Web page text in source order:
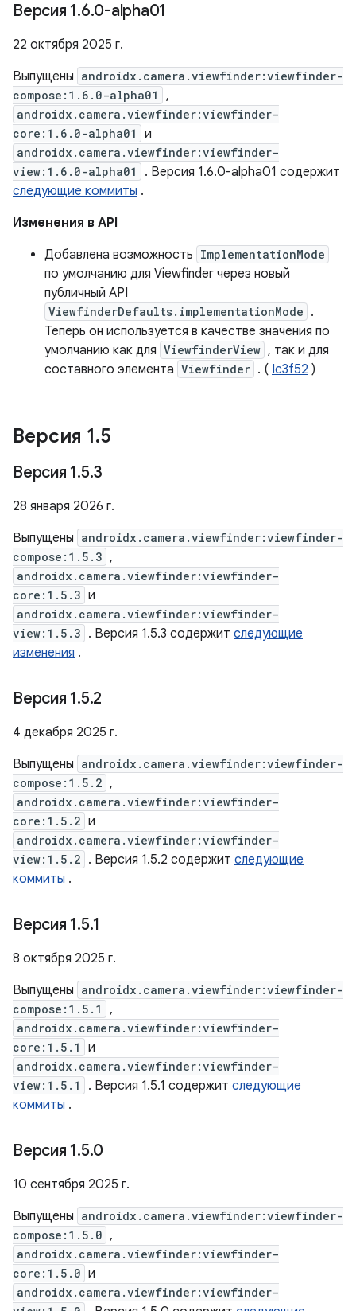
Версия 1.6.0-alpha01
22 октября 2025 г.
Выпущены androidx.camera.viewfinder:viewfinder-
compose:1.6.0-alpha01
,
androidx.camera.viewfinder:viewfinder-
core:1.6.0-alpha01
и
androidx.camera.viewfinder:viewfinder-
view:1.6.0-alpha01
. Версия 1.6.0-alpha01 содержит
следующие коммиты .
Изменения в API
Добавлена ​​возможность ImplementationMode
по умолчанию для Viewfinder через новый
публичный API
ViewfinderDefaults.implementationMode .
Теперь он используется в качестве значения по
умолчанию как для ViewfinderView , так и для
составного элемента Viewfinder . ( Ic3f52 )
Версия 1.5
Версия 1.5.3
28 января 2026 г.
Выпущены androidx.camera.viewfinder:viewfinder-
compose:1.5.3 ,
androidx.camera.viewfinder:viewfinder-
core:1.5.3 и
androidx.camera.viewfinder:viewfinder-
view:1.5.3 . Версия 1.5.3 содержит следующие
изменения .
Версия 1.5.2
4 декабря 2025 г.
Выпущены androidx.camera.viewfinder:viewfinder-
compose:1.5.2 ,
androidx.camera.viewfinder:viewfinder-
core:1.5.2 и
androidx.camera.viewfinder:viewfinder-
view:1.5.2 . Версия 1.5.2 содержит следующие
коммиты .
Версия 1.5.1
8 октября 2025 г.
Выпущены androidx.camera.viewfinder:viewfinder-
compose:1.5.1
,
androidx.camera.viewfinder:viewfinder-
core:1.5.1
и
androidx.camera.viewfinder:viewfinder-
view:1.5.1
. Версия 1.5.1 содержит следующие
коммиты .
Версия 1.5.0
10 сентября 2025 г.
Выпущены androidx.camera.viewfinder:viewfinder-
compose:1.5.0 ,
androidx.camera.viewfinder:viewfinder-
core:1.5.0 и
androidx.camera.viewfinder:viewfinder-